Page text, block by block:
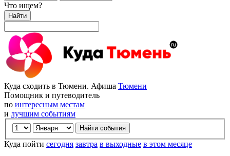
Что ищем?
Найти
Куда сходить в Тюмени. Афиша Тюмени
Помощник и путеводитель
по интересным местам
и лучшим событиям
Куда пойти сегодня завтра в выходные в этом месяце